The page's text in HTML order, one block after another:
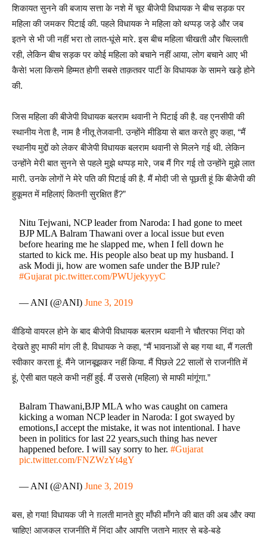
शिकायत सुनने की बजाय सत्ता के नशे में चूर बीजेपी विधायक ने बीच सड़क पर
महिला की जमकर पिटाई की. पहले विधायक ने महिला को थप्पड़ जड़े और जब
इतने से भी जी नहीं भरा तो लात-घूंसे मारे. इस बीच महिला चीखती और चिल्लाती
रही, लेकिन बीच सड़क पर कोई महिला को बचाने नहीं आया, लोग बचाने आए भी
कैसे! भला किसमे हिम्मत होगी सबसे ताक़तवर पार्टी के विधायक के सामने खड़े होने
की.
जिस महिला की बीजेपी विधायक बलराम थवानी ने पिटाई की है. वह एनसीपी की
स्थानीय नेता है, नाम है नीतू तेजवानी. उन्होंने मीडिया से बात करते हुए कहा, “मैं
स्थानीय मुद्दों को लेकर बीजेपी विधायक बलराम थवानी से मिलने गई थी. लेकिन
उन्होंने मेरी बात सुनने से पहले मुझे थप्पड़ मारे, जब मैं गिर गई तो उन्होंने मुझे लात
मारी. उनके लोगों ने मेरे पति की पिटाई की है. मैं मोदी जी से पूछती हूं कि बीजेपी की
हुकूमत में महिलाएं कितनी सुरक्षित हैं?”
Nitu Tejwani, NCP leader from Naroda: I had gone to meet
BJP MLA Balram Thawani over a local issue but even
before hearing me he slapped me, when I fell down he
started to kick me. His people also beat up my husband. I
ask Modi ji, how are women safe under the BJP rule?
#Gujarat pic.twitter.com/PWUjekyyyC
— ANI (@ANI)June 3, 2019
वीडियो वायरल होने के बाद बीजेपी विधायक बलराम थवानी ने चौतरफा निंदा को
देखते हुए माफी मांग ली है. विधायक ने कहा, “मैं भावनाओं से बह गया था, मैं गलती
स्वीकार करता हूं. मैंने जानबूझकर नहीं किया. मैं पिछले 22 सालों से राजनीति में
हूं, ऐसी बात पहले कभी नहीं हुई. मैं उससे (महिला) से माफी मांगूंगा.”
Balram Thawani,BJP MLA who was caught on camera
kicking a woman NCP leader in Naroda: I got swayed by
emotions,I accept the mistake, it was not intentional. I have
been in politics for last 22 years,such thing has never
happened before. I will say sorry to her.#Gujarat
pic.twitter.com/FNZWzYt4gY
— ANI (@ANI)June 3, 2019
बस, हो गया! विधायक जी ने ग़लती मानते हुए माँफी माँगने की बात की अब और क्या
चाहिए! आजकल राजनीति में निंदा और आपत्ति जताने मात्र से बड़े-बड़े